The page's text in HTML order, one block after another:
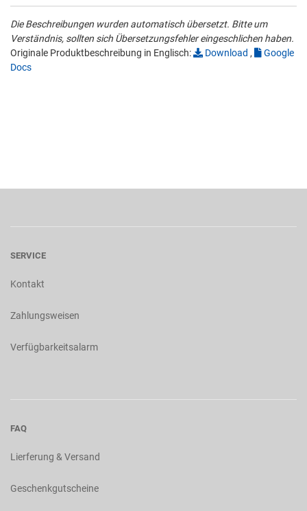
Die Beschreibungen wurden automatisch übersetzt. Bitte um
Verständnis, sollten sich Übersetzungsfehler eingeschlichen haben.
Originale Produktbeschreibung in Englisch:
Download ,
Google
Docs
SERVICE
Kontakt
Zahlungsweisen
Verfügbarkeitsalarm
FAQ
Lierferung & Versand
Geschenkgutscheine